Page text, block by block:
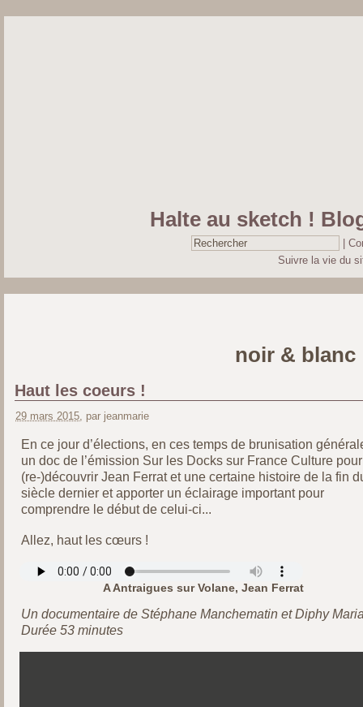
Halte au sketch !
Suivre la vie du
noir & blanc
Haut les coeurs !
29 mars 2015, par jeanmarie
En ce jour d’élections, en ces temps de brunisation
un doc de l’émission Sur les Docks sur France Culture pour
(re-)découvrir Jean Ferrat et une certaine histoire de la fin
siècle dernier et apporter un éclairage important pour
comprendre le début de celui-ci...
Allez, haut les cœurs !
A Antraigues sur Volane, Jean Ferrat
Un documentaire de Stéphane Manchematin et Diphy
Durée 53 minutes